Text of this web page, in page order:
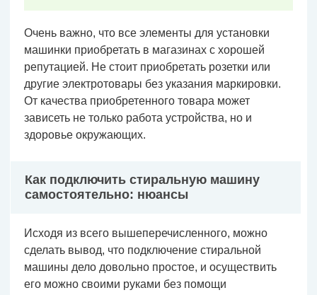
Очень важно, что все элементы для установки
машинки приобретать в магазинах с хорошей
репутацией. Не стоит приобретать розетки или
другие электротовары без указания маркировки.
От качества приобретенного товара может
зависеть не только работа устройства, но и
здоровье окружающих.
Как подключить стиральную машину
самостоятельно: нюансы
Исходя из всего вышеперечисленного, можно
сделать вывод, что подключение стиральной
машины дело довольно простое, и осуществить
его можно своими руками без помощи